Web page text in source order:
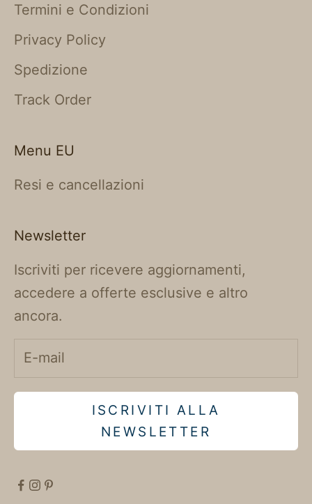
Termini e Condizioni
Privacy Policy
Spedizione
Track Order
Menu EU
Resi e cancellazioni
Newsletter
Iscriviti per ricevere aggiornamenti,
accedere a offerte esclusive e altro
ancora.
ISCRIVITI ALLA
NEWSLETTER